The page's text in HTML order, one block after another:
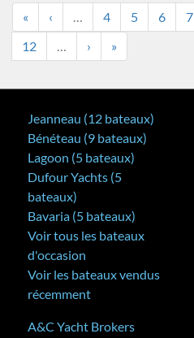
« ‹ … 4 5 6 7
12
… › »
Jeanneau (12 bateaux)
Bénéteau (9 bateaux)
Lagoon (5 bateaux)
Dufour Yachts (5
bateaux)
Bavaria (5 bateaux)
Voir tous les bateaux
d'occasion
Voir les bateaux vendus
récemment
A&C Yacht Brokers